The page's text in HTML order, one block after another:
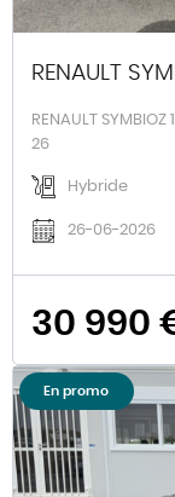
RENAULT
RENAULT SYMBIOZ
26
Hybride
26-06-2026
30 990
En promo